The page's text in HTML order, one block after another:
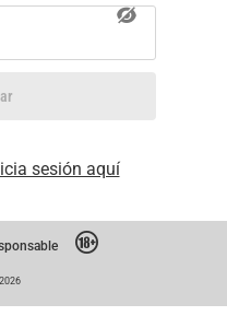
sesión aquí